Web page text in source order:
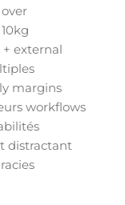
external
margins
workflows
distractant